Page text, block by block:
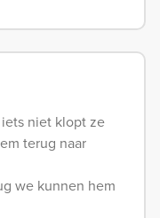
niet klopt ze
terug naar
we kunnen hem